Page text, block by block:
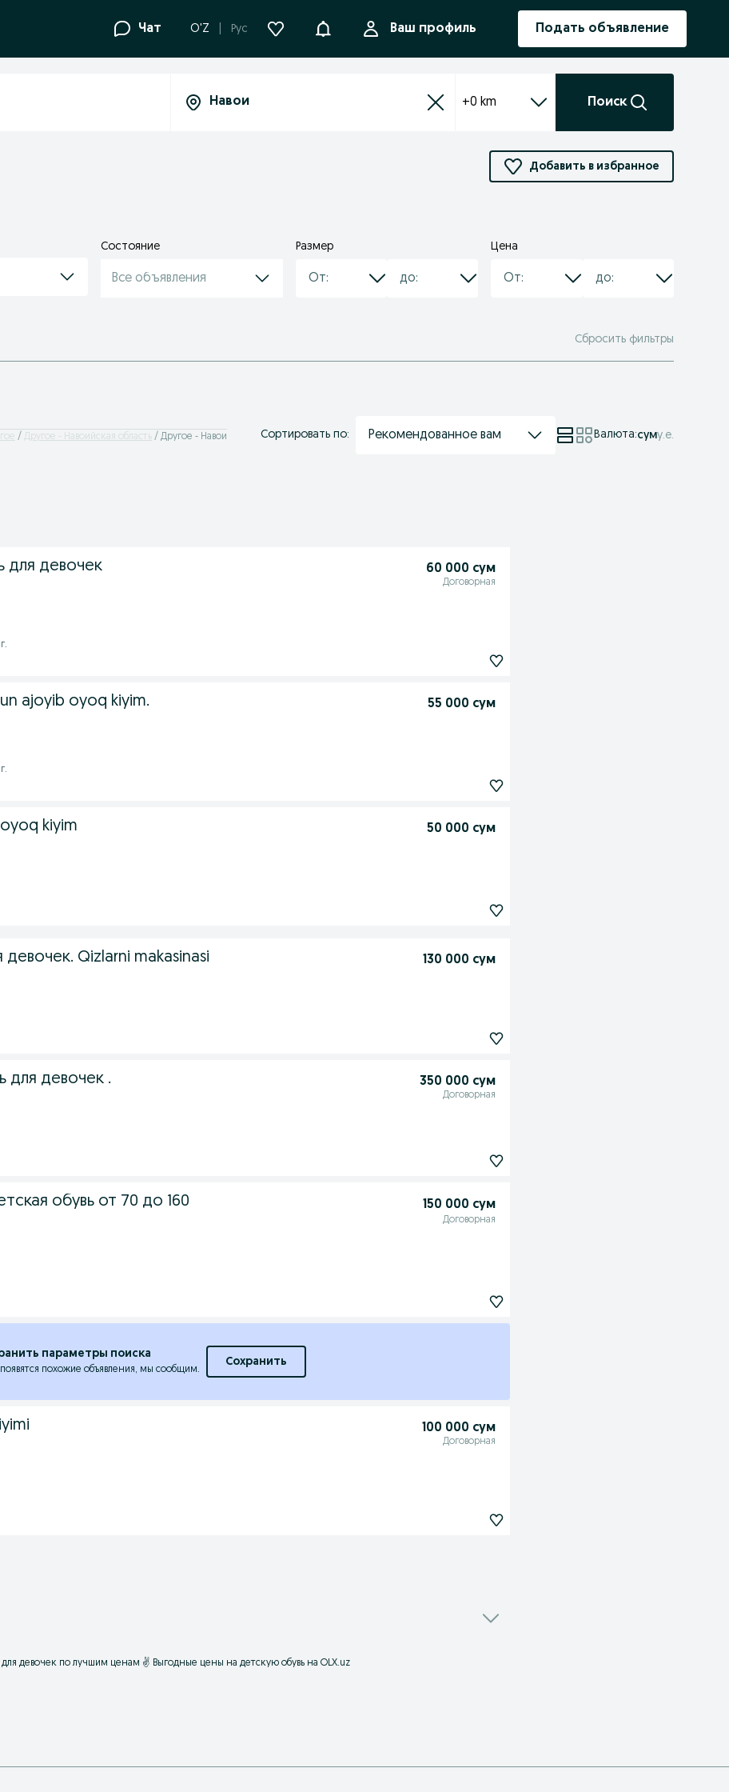
Чат O'Z Рус УведомленияВаш профиль Подать объявление
+0 km Поиск
Добавить в избранное
Состояние
Все объявления
Размер Цена
Сбросить фильтры
Другое - Навоийская область Другое - Навои Сортировать по: Рекомендованное вам Валюта:суму.е.
для девочек 60 000 сум
Договорная
ajoyib oyoq kiyim. 55 000 сум
oyoq kiyim 50 000 сум
Qizlarni makasinasi 130 000 сум
для девочек . 350 000 сум
Договорная
обувь от 70 до 160
150 000 сум
Договорная
параметры поиска
появятся похожие объявления, мы сообщим.
Сохранить
100 000 сум
Договорная
для девочек по лучшим ценам ✌ Выгодные цены на детскую обувь на OLX.uz